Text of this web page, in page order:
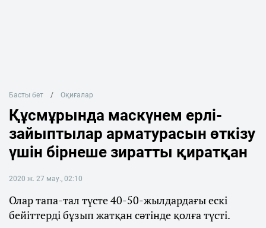
Басты бет Оқиғалар
Құсмұрында маскүнем ерлі-
зайыптылар арматурасын өткізу
үшін бірнеше зиратты қиратқан
2020 ж. 27 мау., 02:10
Олар тапа-тал түсте 40-50-жылдардағы ескі
бейіттерді бұзып жатқан сәтінде қолға түсті.